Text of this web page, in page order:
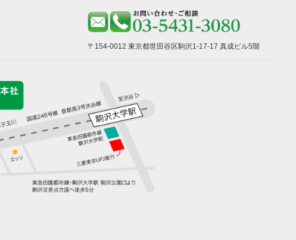
〒154-0012 東京都世田谷区駒沢1-17-17 真成ビル5階